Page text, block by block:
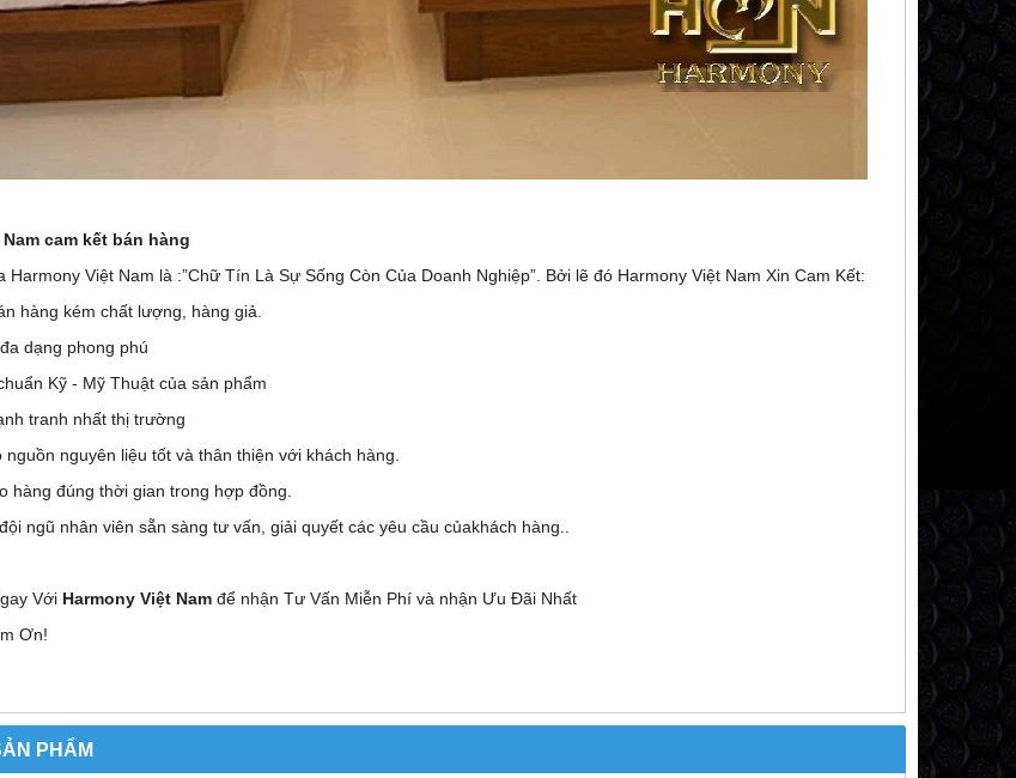
cam kết bán hàng
Harmony Việt Nam là :”Chữ Tín Là Sự Sống Còn Của Doanh Nghiệp”. Bởi lẽ đó Harmony Việt Nam Xin Cam Kết:
hàng kém chất lượng, hàng giả.
dạng phong phú
Kỹ - Mỹ Thuật của sản phẩm
tranh nhất thị trường
nguyên liệu tốt và thân thiện với khách hàng.
hàng đúng thời gian trong hợp đồng.
ngũ nhân viên sẵn sàng tư vấn, giải quyết các yêu cầu củakhách hàng..
Với Harmony Việt Nam để nhận Tư Vấn Miễn Phí và nhận Ưu Đãi Nhất
Ơn!
PHẨM